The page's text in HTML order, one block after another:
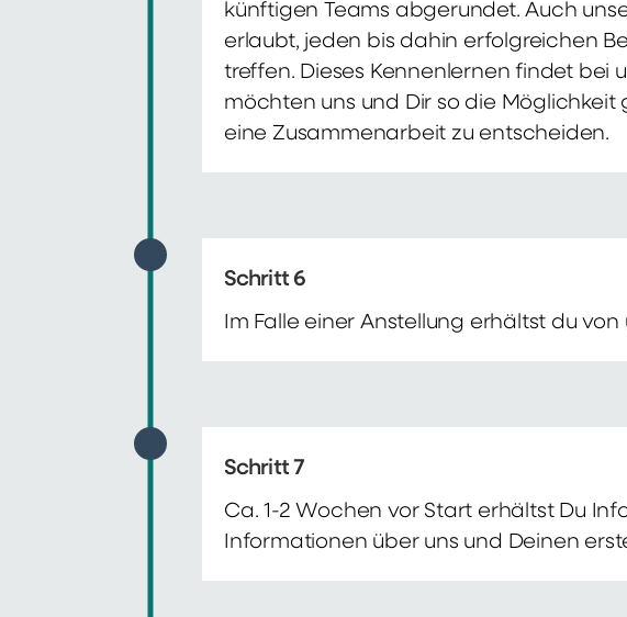
künftigen Teams abgerundet. Auch
erlaubt, jeden bis dahin erfolgreichen
treffen. Dieses Kennenlernen findet bei
möchten uns und Dir so die
eine Zusammenarbeit zu entscheiden.
Schritt 6
Im Falle einer Anstellung erhältst du
Schritt 7
Ca. 1-2 Wochen vor Start erhältst Du
Informationen über uns und Deinen